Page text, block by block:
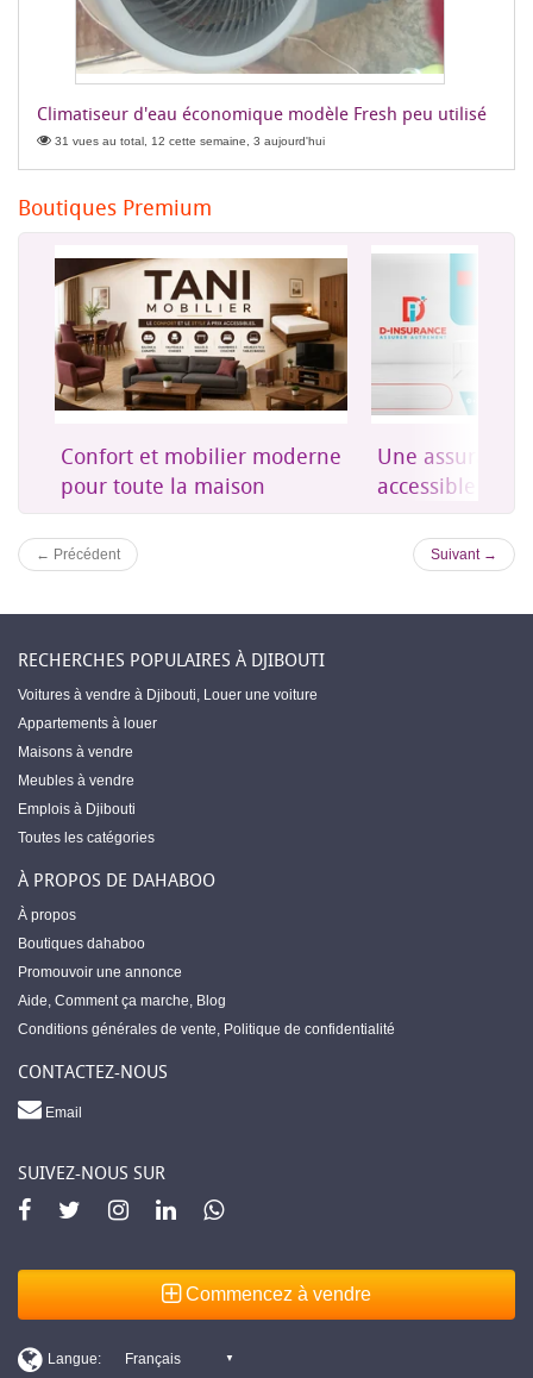
Climatiseur d'eau économique modèle Fresh peu utilisé
31 vues au total, 12 cette semaine, 3 aujourd'hui
Boutiques Premium
Confort et mobilier moderne
pour toute la maison
Une
accessible à
← Précédent Suivant →
RECHERCHES POPULAIRES À DJIBOUTI
Voitures à vendre à Djibouti, Louer une voiture
Appartements à louer
Maisons à vendre
Meubles à vendre
Emplois à Djibouti
Toutes les catégories
À PROPOS DE DAHABOO
À propos
Boutiques dahaboo
Promouvoir une annonce
Aide, Comment ça marche, Blog
Conditions générales de vente, Politique de confidentialité
CONTACTEZ-NOUS
Email
SUIVEZ-NOUS SUR
Commencez à vendre